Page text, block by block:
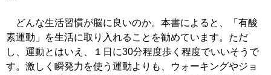
どんな生活習慣が脳に良いのか。本書によると、「有酸
素運動」を生活に取り入れることを勧めています。ただ
し、運動とはいえ、１日に30分程度歩く程度でいいそうで
す。激しく瞬発力を使う運動よりも、ウォーキングやジョ